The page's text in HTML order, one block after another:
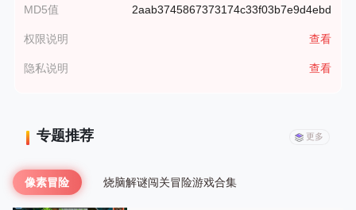
MD5值 2aab3745867373174c33f03b7e9d4ebd
权限说明 查看
隐私说明 查看
专题推荐 更多
像素冒险 烧脑解谜闯关冒险游戏合集